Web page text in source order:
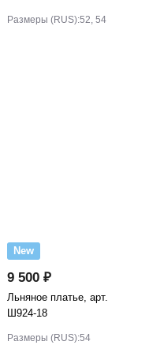
Размеры (RUS):52, 54
New
9 500 ₽
Льняное платье, арт.
Ш924-18
Размеры (RUS):54